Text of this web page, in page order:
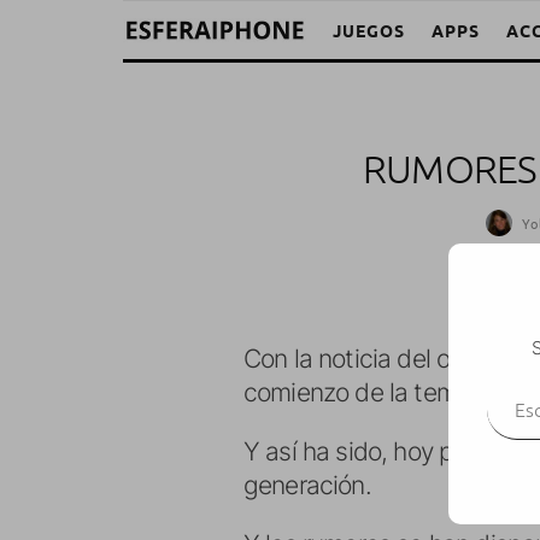
JUEGOS APPS
Con la noticia del otro día
comienzo de la tempestad
Y así ha sido, hoy
generación.